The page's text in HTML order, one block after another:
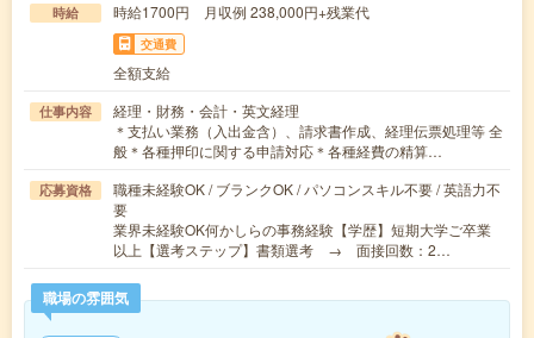
時給 時給1700円 月収例 238,000円+残業代
交通費
全額支給
仕事内容
経理・財務・会計・英文経理
＊支払い業務（入出金含）、請求書作成、経理伝票処理等 全
般＊各種押印に関する申請対応＊各種経費の精算…
応募資格
職種未経験OK / ブランクOK / パソコンスキル不要 / 英語力不
要
業界未経験OK何かしらの事務経験【学歴】短期大学ご卒業
以上【選考ステップ】書類選考 → 面接回数：2…
職場の雰囲気